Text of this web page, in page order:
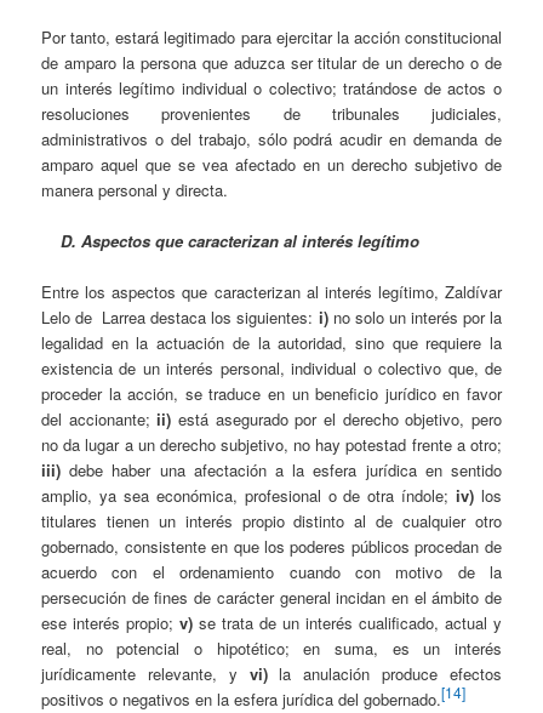
Por tanto, estará legitimado para ejercitar la acción constitucional
de amparo la persona que aduzca ser titular de un derecho o de
un interés legítimo individual o colectivo; tratándose de actos o
resoluciones provenientes de tribunales judiciales,
administrativos o del trabajo, sólo podrá acudir en demanda de
amparo aquel que se vea afectado en un derecho subjetivo de
manera personal y directa.
D. Aspectos que caracterizan al interés legítimo
Entre los aspectos que caracterizan al interés legítimo, Zaldívar
Lelo de Larrea destaca los siguientes: i) no solo un interés por la
legalidad en la actuación de la autoridad, sino que requiere la
existencia de un interés personal, individual o colectivo que, de
proceder la acción, se traduce en un beneficio jurídico en favor
del accionante;ii)está asegurado por el derecho objetivo, pero
no da lugar a un derecho subjetivo, no hay potestad frente a otro;
iii)debe haber una afectación a la esfera jurídica en sentido
amplio, ya sea económica, profesional o de otra índole;iv) los
titulares tienen un interés propio distinto al de cualquier otro
gobernado, consistente en que los poderes públicos procedan de
acuerdo con el ordenamiento cuando con motivo de la
persecución de fines de carácter general incidan en el ámbito de
ese interés propio;v)se trata de un interés cualificado, actual y
real, no potencial o hipotético; en suma, es un interés
jurídicamente relevante, y vi)la anulación produce efectos
positivos o negativos en la esfera jurídica del gobernado.[14]